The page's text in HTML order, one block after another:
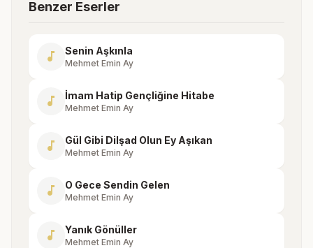
Benzer Eserler
music_note Senin Aşkınla
Mehmet Emin Ay
music_note İmam Hatip Gençliğine Hitabe
Mehmet Emin Ay
music_note Gül Gibi Dilşad Olun Ey Aşıkan
Mehmet Emin Ay
music_note O Gece Sendin Gelen
Mehmet Emin Ay
music_note Yanık Gönüller
Mehmet Emin Ay